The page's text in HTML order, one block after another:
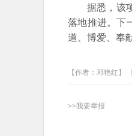
据悉，该
落地推进。下
道、博爱、奉
【作者：邓艳红】
>>我要举报